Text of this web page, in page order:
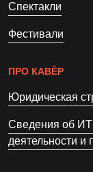
Спектакли
Фестивали
ПРО КАВЁР
Юридическая
Сведения об
деятельности и